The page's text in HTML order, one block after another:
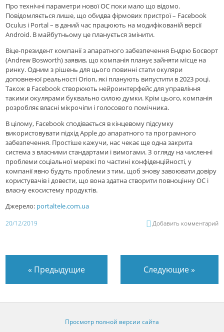
Про технічні параметри нової ОС поки мало що відомо.
Повідомляється лише, що обидва фірмових пристрої – Facebook
Oculus і Portal – в даний час працюють на модифікованій версії
Android. В майбутньому це планується змінити.
Віце-президент компанії з апаратного забезпечення Ендрю Босворт
(Andrew Bosworth) заявив, що компанія планує зайняти місце на
ринку. Одним з рішень для цього повинні стати окуляри
доповненої реальності Orion, які планують випустити в 2023 році.
Також в Facebook створюють нейроинтерфейс для управління
такими окулярами буквально силою думки. Крім цього, компанія
розробляє власні мікрочіпи і голосового помічника.
В цілому, Facebook сподівається в кінцевому підсумку
використовувати підхід Apple до апаратного та програмного
забезпечення. Простіше кажучи, нас чекає ще одна закрита
система з власними стандартами і вимогами. З огляду на численні
проблеми соціальної мережі по частині конфіденційності, у
компанії явно будуть проблеми з тим, щоб знову завоювати довіру
користувачів і довести, що вона здатна створити повноцінну ОС і
власну екосистему продуктів.
Джерело: portaltele.com.ua
20/12/2019 Добавить комментарий
« Предыдущие Следующие»
Просмотр полной версии сайта